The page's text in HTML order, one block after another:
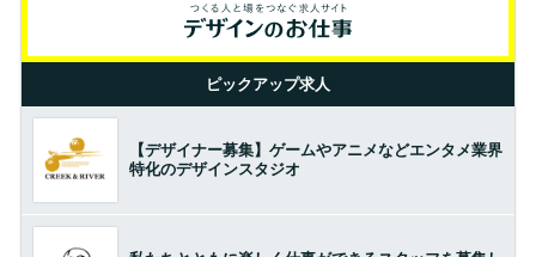
ピックアップ求人
【デザイナー募集】ゲームやアニメなどエンタメ業界
特化のデザインスタジオ